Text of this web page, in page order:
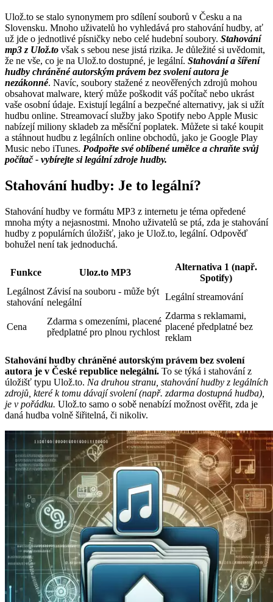
Ulož.to se stalo synonymem pro sdílení souborů v Česku a na
Slovensku. Mnoho uživatelů ho vyhledává pro stahování hudby, ať
už jde o jednotlivé písničky nebo celé hudební soubory. Stahování
mp3 z Ulož.to však s sebou nese jistá rizika. Je důležité si uvědomit,
že ne vše, co je na Ulož.to dostupné, je legální. Stahování a šíření
hudby chráněné autorským právem bez svolení autora je
nezákonné. Navíc, soubory stažené z neověřených zdrojů mohou
obsahovat malware, který může poškodit váš počítač nebo ukrást
vaše osobní údaje. Existují legální a bezpečné alternativy, jak si užít
hudbu online. Streamovací služby jako Spotify nebo Apple Music
nabízejí miliony skladeb za měsíční poplatek. Můžete si také koupit
a stáhnout hudbu z legálních online obchodů, jako je Google Play
Music nebo iTunes. Podpořte své oblíbené umělce a chraňte svůj
počítač - vybírejte si legální zdroje hudby.
Stahování hudby: Je to legální?
Stahování hudby ve formátu MP3 z internetu je téma opředené
mnoha mýty a nejasnostmi. Mnoho uživatelů se ptá, zda je stahování
hudby z populárních úložišť, jako je Ulož.to, legální. Odpověď
bohužel není tak jednoduchá.
Funkce Uloz.to MP3
Alternativa 1 (např.
Spotify)
Legálnost
stahování
Závisí na souboru - může být
nelegální
Legální streamování
Cena
Zdarma s omezeními, placené
předplatné pro plnou rychlost
Zdarma s reklamami,
placené předplatné bez
reklam
Stahování hudby chráněné autorským právem bez svolení
autora je v České republice nelegální. To se týká i stahování z
úložišť typu Ulož.to. Na druhou stranu, stahování hudby z legálních
zdrojů, které k tomu dávají svolení (např. zdarma dostupná hudba),
je v pořádku. Ulož.to samo o sobě nenabízí možnost ověřit, zda je
daná hudba volně šiřitelná, či nikoliv.